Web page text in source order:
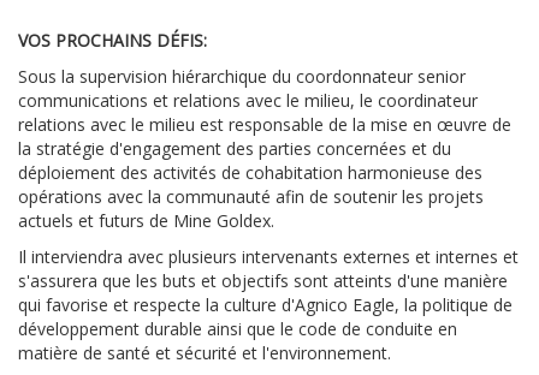
VOS PROCHAINS DÉFIS:
Sous la supervision hiérarchique du coordonnateur senior
communications et relations avec le milieu, le coordinateur
relations avec le milieu est responsable de la mise en œuvre de
la stratégie d'engagement des parties concernées et du
déploiement des activités de cohabitation harmonieuse des
opérations avec la communauté afin de soutenir les projets
actuels et futurs de Mine Goldex.
Il interviendra avec plusieurs intervenants externes et internes et
s'assurera que les buts et objectifs sont atteints d'une manière
qui favorise et respecte la culture d'Agnico Eagle, la politique de
développement durable ainsi que le code de conduite en
matière de santé et sécurité et l'environnement.